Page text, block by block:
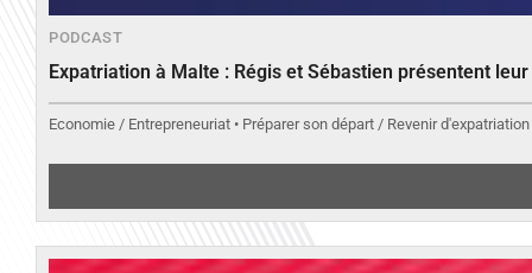
PODCAST
Expatriation à Malte : Régis et Sébastien présentent
Economie / Entrepreneuriat • Préparer son départ / Revenir d'expatriation